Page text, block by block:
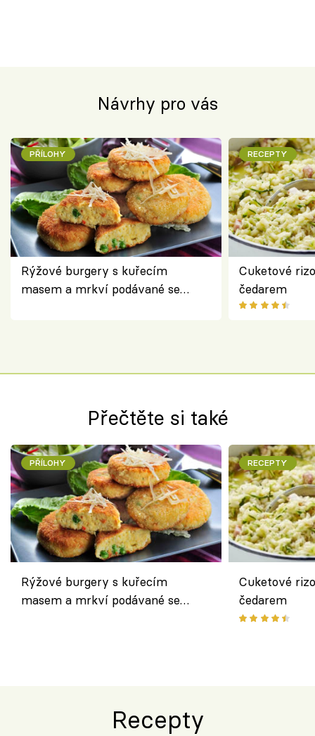
Návrhy pro vás
PŘÍLOHY
Rýžové burgery s kuřecím
masem a mrkví podávané se
RECEPTY
Cuketové
čedarem
Přečtěte si také
PŘÍLOHY
Rýžové burgery s kuřecím
masem a mrkví podávané se
RECEPTY
Cuketové
čedarem
Recepty